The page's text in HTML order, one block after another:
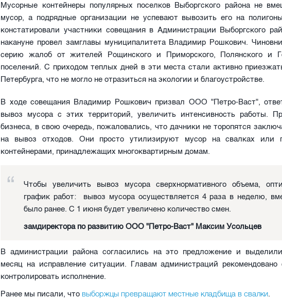
Мусорные контейнеры популярных поселков Выборгского района не
мусор, а подрядные организации не успевают вывозить его на
констатировали участники совещания в Администрации Выборгского
накануне провел замглавы муниципалитета Владимир Рошкович.
серию жалоб от жителей Рощинского и Приморского, Полянского и
поселений. С приходом теплых дней в эти места стали активно
Петербурга, что не могло не отразиться на экологии и благоустройстве.
В ходе совещания Владимир Рошкович призвал ООО "Петро-Васт",
вывоз мусора с этих территорий, увеличить интенсивность работы.
бизнеса, в свою очередь, пожаловались, что дачники не торопятся
на вывоз отходов. Они просто утилизируют мусор на свалках или
контейнерами, принадлежащих многоквартирным домам.
Чтобы увеличить вывоз мусора сверхнормативного объема,
график работ: вывоз мусора осуществляется 4 раза в неделю,
было ранее. С 1 июня будет увеличено количество смен.
замдиректора по развитию ООО "Петро-Васт" Максим Усольцев
В администрации района согласились на это предложение и
месяц на исправление ситуации. Главам администраций рекомендовано
контролировать исполнение.
Ранее мы писали, чтовыборжцы превращают местные кладбища в свалки.